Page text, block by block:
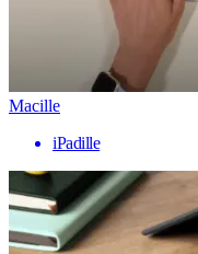
Macille
iPadille